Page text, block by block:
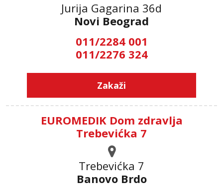
Jurija Gagarina 36d
Novi Beograd
011/2284 001
011/2276 324
Zakaži
EUROMEDIK Dom zdravlja
Trebevićka 7
Trebevićka 7
Banovo Brdo